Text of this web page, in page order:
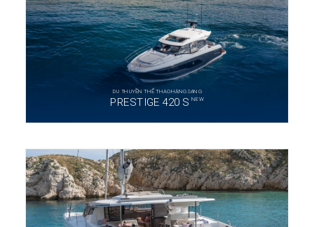
DU THUYỀN THỂ THAO HẠNG SANG
PRESTIGE 420 SNEW